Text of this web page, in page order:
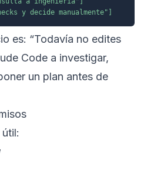
y decide manualmente"]
es: “Todavía no edites
Code a investigar,
un plan antes de